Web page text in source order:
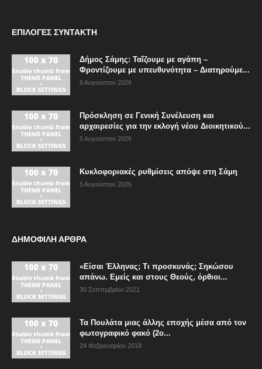
ΕΠΙΛΟΓΈΣ ΣΥΝΤΆΚΤΗ
Δήμος Σάμης: Ταΐζουμε με αγάπη –
Φροντίζουμε με υπευθυνότητα – Διατηρούμε...
6 Αυγούστου 2026
Πρόσκληση σε Γενική Συνέλευση και
αρχαιρεσίες για την εκλογή νέου Διοικητικού...
5 Αυγούστου 2026
Κυκλοφοριακές ρυθμίσεις απόψε στη Σάμη
5 Αυγούστου 2026
ΔΗΜΟΦΙΛΗ ΑΡΘΡΑ
«Είσαι Έλληνας; Τι προσκυνάς; Σηκώσου
απάνω. Εμείς και στους Θεούς, όρθιοι...
30 Σεπτεμβρίου 2021
Τα Πουλάτα μιας άλλης εποχής μέσα από τον
φωτογραφικό φακό (2ο...
24 Φεβρουαρίου 2018